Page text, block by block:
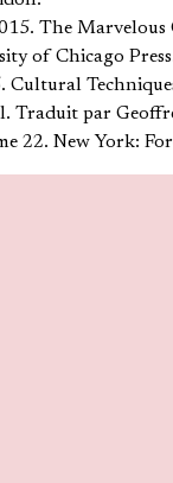
The
of Chicago
Cultural
Traduit par
22. New York: